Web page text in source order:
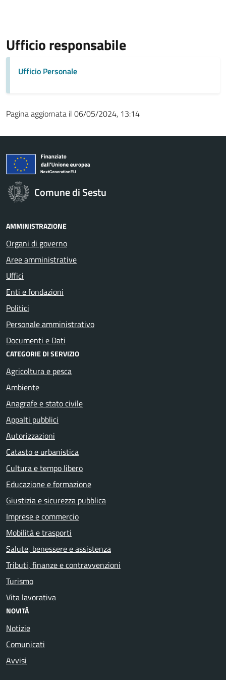
Ufficio responsabile
Ufficio Personale
Pagina aggiornata il 06/05/2024, 13:14
Comune di Sestu
AMMINISTRAZIONE
Organi di governo
Aree amministrative
Uffici
Enti e fondazioni
Politici
Personale amministrativo
Documenti e Dati
CATEGORIE DI SERVIZIO
Agricoltura e pesca
Ambiente
Anagrafe e stato civile
Appalti pubblici
Autorizzazioni
Catasto e urbanistica
Cultura e tempo libero
Educazione e formazione
Giustizia e sicurezza pubblica
Imprese e commercio
Mobilità e trasporti
Salute, benessere e assistenza
Tributi, finanze e contravvenzioni
Turismo
Vita lavorativa
NOVITÀ
Notizie
Comunicati
Avvisi